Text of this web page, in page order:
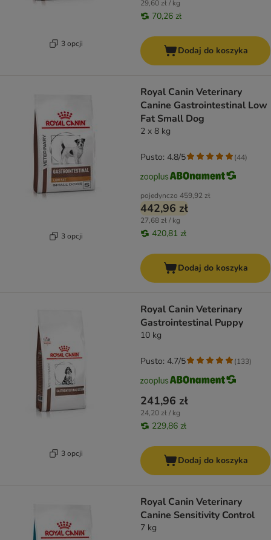
3 opcji
29,60 zł / kg
70,26 zł
Dodaj do koszyka
3 opcji
Royal Canin Veterinary
Canine Gastrointestinal Low
Fat Small Dog
2 x 8 kg
pojedynczo 459,92 zł
442,96 zł
27,68 zł / kg
420,81 zł
Pusto: 4.8/5 (44)
Dodaj do koszyka
3 opcji
Royal Canin Veterinary
Gastrointestinal Puppy
10 kg
241,96 zł
24,20 zł / kg
229,86 zł
Pusto: 4.7/5 (133)
Dodaj do koszyka
Royal Canin Veterinary
Canine Sensitivity Control
7 kg